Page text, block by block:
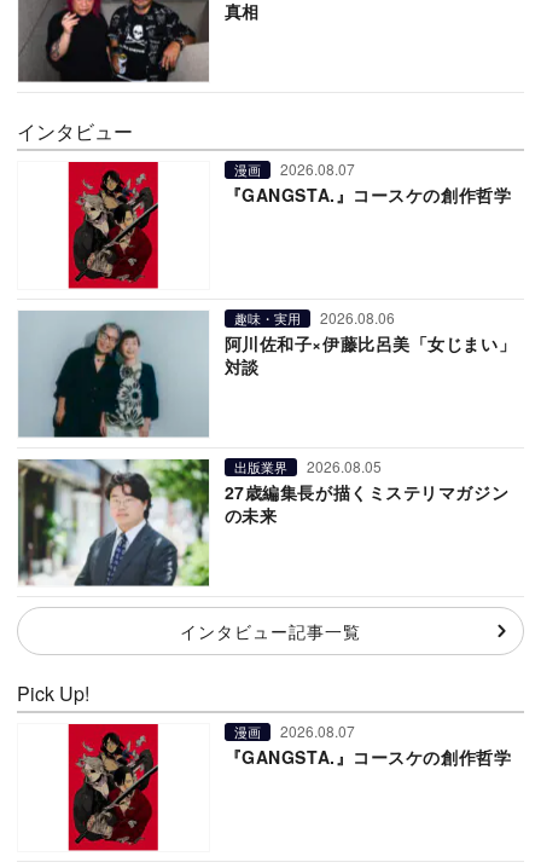
真相
インタビュー
漫画 2026.08.07
『GANGSTA.』コースケの創作哲学
趣味・実用 2026.08.06
阿川佐和子×伊藤比呂美「女じまい」
対談
出版業界 2026.08.05
27歳編集長が描くミステリマガジン
の未来
インタビュー記事一覧
Pick Up!
漫画 2026.08.07
『GANGSTA.』コースケの創作哲学